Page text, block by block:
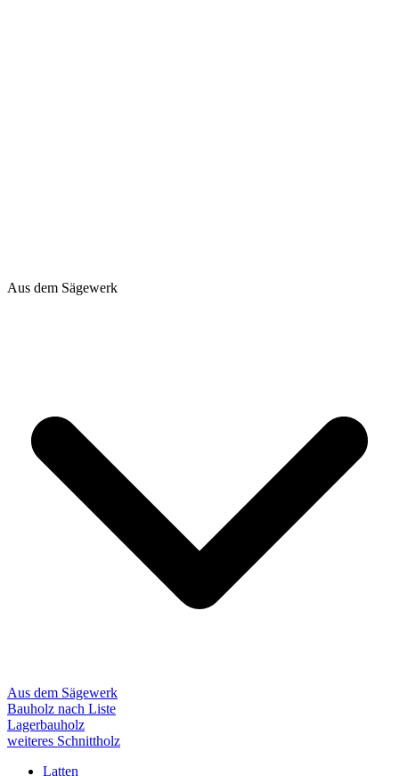
Aus dem Sägewerk
Aus dem Sägewerk
Bauholz nach Liste
Lagerbauholz
weiteres Schnittholz
Latten